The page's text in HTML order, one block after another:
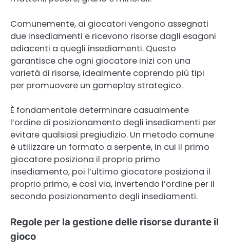
Comunemente, ai giocatori vengono assegnati
due insediamenti e ricevono risorse dagli esagoni
adiacenti a quegli insediamenti. Questo
garantisce che ogni giocatore inizi con una
varietà di risorse, idealmente coprendo più tipi
per promuovere un gameplay strategico.
È fondamentale determinare casualmente
l’ordine di posizionamento degli insediamenti per
evitare qualsiasi pregiudizio. Un metodo comune
è utilizzare un formato a serpente, in cui il primo
giocatore posiziona il proprio primo
insediamento, poi l’ultimo giocatore posiziona il
proprio primo, e così via, invertendo l’ordine per il
secondo posizionamento degli insediamenti.
Regole per la gestione delle risorse durante il
gioco